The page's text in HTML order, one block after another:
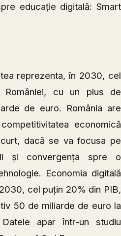
educație digitală: Smart
reprezenta, în 2030, cel
cu un plus de
de euro. România are
economică
dacă se va focusa pe
şi convergenţa spre o
Economia digitală
cel puţin 20% din PIB,
50 de miliarde de euro la
apar într-un studiu